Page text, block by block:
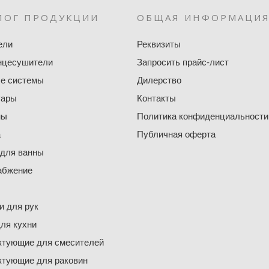
ПРОДУКЦИИ
системы
ванны
для рук
кухни
для смесителей
для раковин
ОБЩАЯ
Реквизиты
Запросить прайс-лист
Дилерство
Контакты
Политика конфиденциальности
Публичная оферта